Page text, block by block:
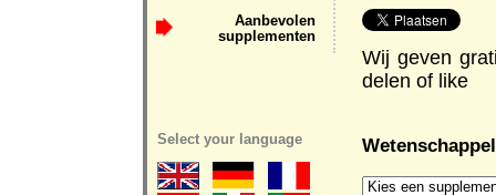
Wij geven
delen of like
Aanbevolen
supplementen
Select your language